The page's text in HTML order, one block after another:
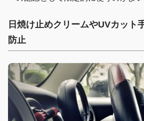
日焼け止めクリームやUVカット
防止